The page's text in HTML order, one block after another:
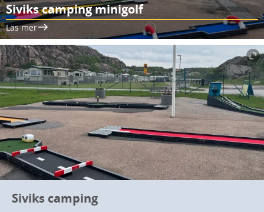
Siviks camping minigolf
Läs mer
Siviks camping